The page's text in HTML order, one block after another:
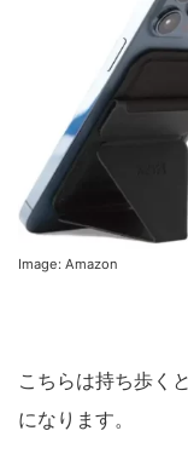
Image: Amazon
こちらは持ち歩く
になります。